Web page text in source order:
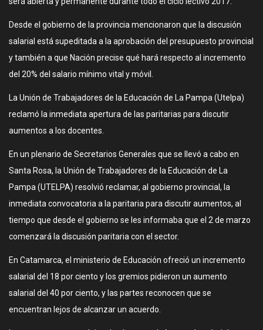
Desde el gobierno de la provincia mencionaron que la discusión
salarial está supeditada a la aprobación del presupuesto provincial
y también a que Nación precise qué hará respecto al incremento
del 20% del salario mínimo vital y móvil.
La Unión de Trabajadores de la Educación de La Pampa (Utelpa)
reclamó la inmediata apertura de las paritarias para discutir
aumentos a los docentes.
En un plenario de Secretarios Generales que se llevó a cabo en
Santa Rosa, la Unión de Trabajadores de la Educación de La
Pampa (UTELPA) resolvió reclamar, al gobierno provincial, la
inmediata convocatoria a la paritaria para discutir aumentos, al
tiempo que desde el gobierno se les informaba que el 2 de marzo
comenzará la discusión paritaria con el sector.
En Catamarca, el ministerio de Educación ofreció un incremento
salarial del 18 por ciento y los gremios pidieron un aumento
salarial del 40 por ciento, y las partes reconocen que se
encuentran lejos de alcanzar un acuerdo.